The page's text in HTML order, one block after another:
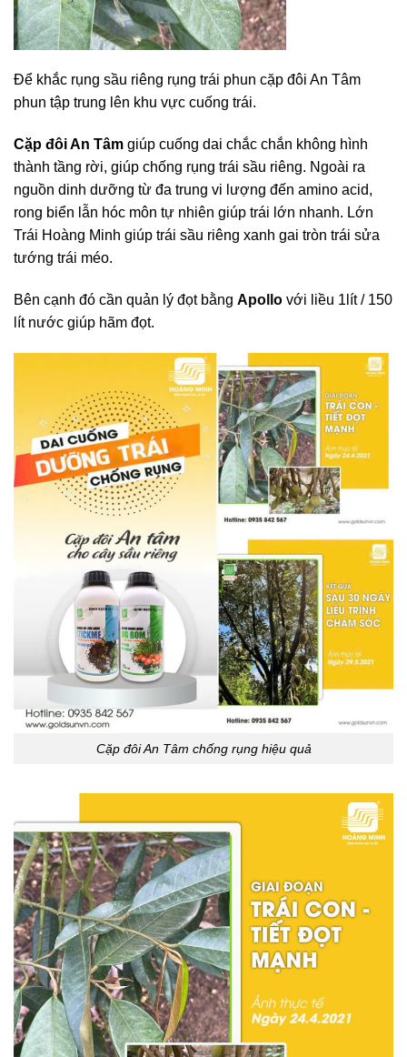
Để khắc rụng sầu riêng rụng trái phun cặp đôi An Tâm
phun tập trung lên khu vực cuống trái.
Cặp đôi An Tâm giúp cuống dai chắc chắn không hình
thành tầng rời, giúp chống rụng trái sầu riêng. Ngoài ra
nguồn dinh dưỡng từ đa trung vi lượng đến amino acid,
rong biển lẫn hóc môn tự nhiên giúp trái lớn nhanh. Lớn
Trái Hoàng Minh giúp trái sầu riêng xanh gai tròn trái sửa
tướng trái méo.
Bên cạnh đó cần quản lý đọt bằng Apollo với liều 1lít / 150
lít nước giúp hãm đọt.
Cặp đôi An Tâm chống rụng hiệu quả